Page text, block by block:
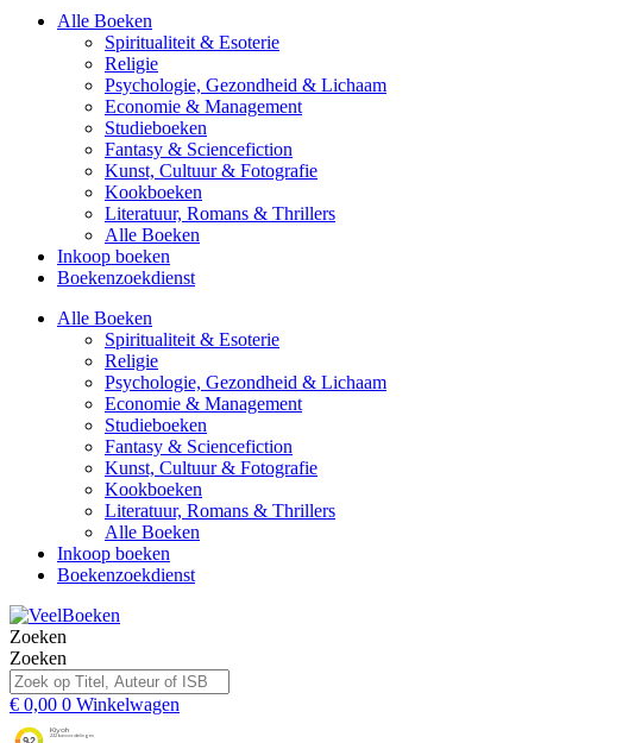
Alle Boeken
Spiritualiteit & Esoterie
Religie
Psychologie, Gezondheid & Lichaam
Economie & Management
Studieboeken
Fantasy & Sciencefiction
Kunst, Cultuur & Fotografie
Kookboeken
Literatuur, Romans & Thrillers
Alle Boeken
Inkoop boeken
Boekenzoekdienst
Alle Boeken
Spiritualiteit & Esoterie
Religie
Psychologie, Gezondheid & Lichaam
Economie & Management
Studieboeken
Fantasy & Sciencefiction
Kunst, Cultuur & Fotografie
Kookboeken
Literatuur, Romans & Thrillers
Alle Boeken
Inkoop boeken
Boekenzoekdienst
Zoeken
Zoeken
€ 0,00 0 Winkelwagen